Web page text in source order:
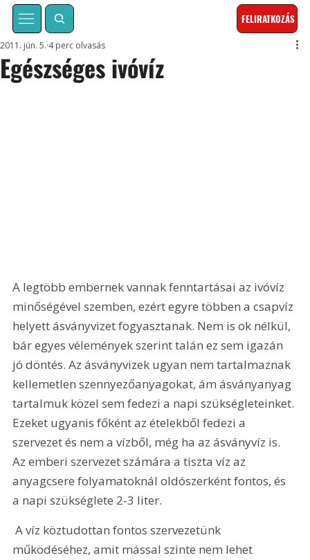
FELIRATKOZÁS
Egészséges ivóvíz
2011. jún. 5. 4 perc olvasás
A legtöbb embernek vannak fenntartásai az ivóvíz
minőségével szemben, ezért egyre többen a csapvíz
helyett ásványvizet fogyasztanak. Nem is ok nélkül,
bár egyes vélemények szerint talán ez sem igazán
jó döntés. Az ásványvizek ugyan nem tartalmaznak
kellemetlen szennyezőanyagokat, ám ásványanyag
tartalmuk közel sem fedezi a napi szükségleteinket.
Ezeket ugyanis főként az ételekből fedezi a
szervezet és nem a vízből, még ha az ásványvíz is.
Az emberi szervezet számára a tiszta víz az
anyagcsere folyamatoknál oldószerként fontos, és
a napi szükséglete 2-3 liter.
A víz köztudottan fontos szervezetünk
működéséhez, amit mással szinte nem lehet